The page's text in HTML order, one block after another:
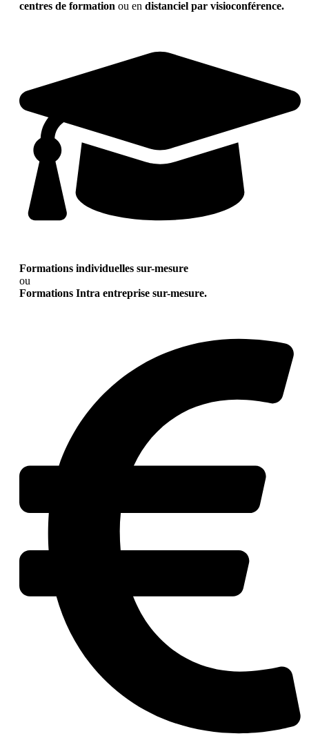
centres de formation ou en distanciel par visioconférence.
Formations individuelles sur-mesure
ou
Formations Intra entreprise sur-mesure.